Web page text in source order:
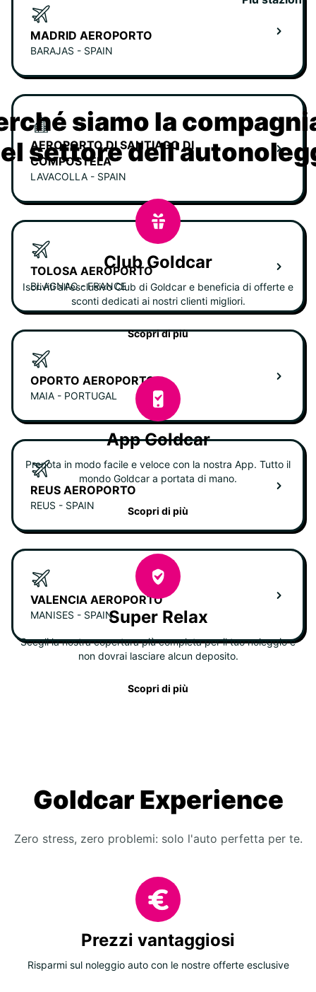
MADRID AEROPORTO
BARAJAS - SPAIN
AEROPORTO DI SANTIAGO DI
COMPOSTELA
LAVACOLLA - SPAIN
TOLOSA AEROPORTO
BLAGNAC - FRANCE
OPORTO AEROPORTO
MAIA - PORTUGAL
REUS AEROPORTO
REUS - SPAIN
VALENCIA AEROPORTO
MANISES - SPAIN
siamo la
settore
Club Goldcar
Iscriviti all'esclusivo Club di Goldcar e beneficia di offerte e
sconti dedicati ai nostri clienti migliori.
Scopri di più
App Goldcar
Prenota in modo facile e veloce con la nostra App. Tutto il
mondo Goldcar a portata di mano.
Scopri di più
Super Relax
Scegli la nostra copertura più completa per il tuo noleggio e
non dovrai lasciare alcun deposito.
Scopri di più
Goldcar Experience
Zero stress, zero problemi: solo l'auto perfetta per te.
Prezzi vantaggiosi
Risparmi sul noleggio auto con le nostre offerte esclusive